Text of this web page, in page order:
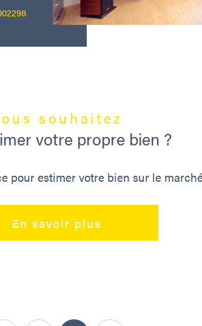
Vous souhaitez
votre propre bien ?
pour estimer votre bien sur le
En savoir plus